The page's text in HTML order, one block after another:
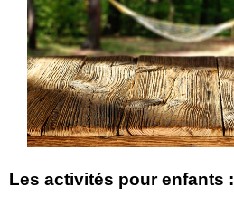
Les activités pour enfants :